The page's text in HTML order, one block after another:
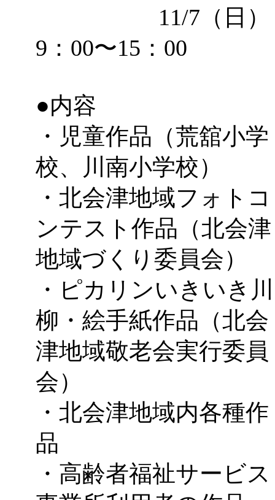
11/7（日）
9：00〜15：00
●内容
・児童作品（荒舘小学
校、川南小学校）
・北会津地域フォトコ
ンテスト作品（北会津
地域づくり委員会）
・ピカリンいきいき川
柳・絵手紙作品（北会
津地域敬老会実行委員
会）
・北会津地域内各種作
品
・高齢者福祉サービス